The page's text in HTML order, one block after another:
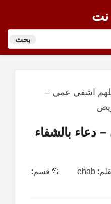
نت
بحث
اشفي عمي –
دعاء بالشفاء
ehab
📂 قسم: